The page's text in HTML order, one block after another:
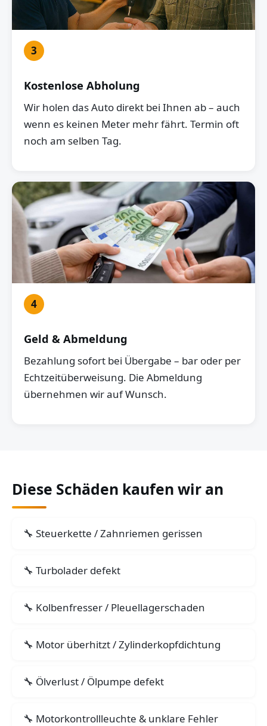
3
Kostenlose Abholung
Wir holen das Auto direkt bei Ihnen ab – auch
wenn es keinen Meter mehr fährt. Termin oft
noch am selben Tag.
4
Geld & Abmeldung
Bezahlung sofort bei Übergabe – bar oder per
Echtzeitüberweisung. Die Abmeldung
übernehmen wir auf Wunsch.
Diese Schäden kaufen wir an
Steuerkette / Zahnriemen gerissen
Turbolader defekt
Kolbenfresser / Pleuellagerschaden
Motor überhitzt / Zylinderkopfdichtung
Ölverlust / Ölpumpe defekt
Motorkontrollleuchte & unklare Fehler